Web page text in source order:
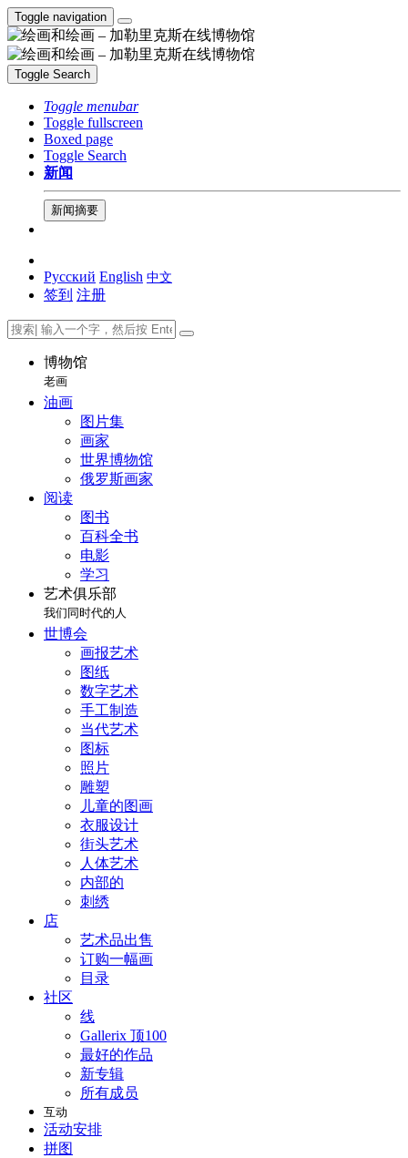
Toggle navigation
Toggle Search
Toggle menubar
Toggle fullscreen
Boxed page
Toggle Search
新闻
新闻摘要
Русский English 中文
签到 注册
博物馆
老画
油画
图片集
画家
世界博物馆
俄罗斯画家
阅读
图书
百科全书
电影
学习
艺术俱乐部
我们同时代的人
世博会
画报艺术
图纸
数字艺术
手工制造
当代艺术
图标
照片
雕塑
儿童的图画
衣服设计
街头艺术
人体艺术
内部的
刺绣
店
艺术品出售
订购一幅画
目录
社区
线
Gallerix 顶100
最好的作品
新专辑
所有成员
互动
活动安排
拼图